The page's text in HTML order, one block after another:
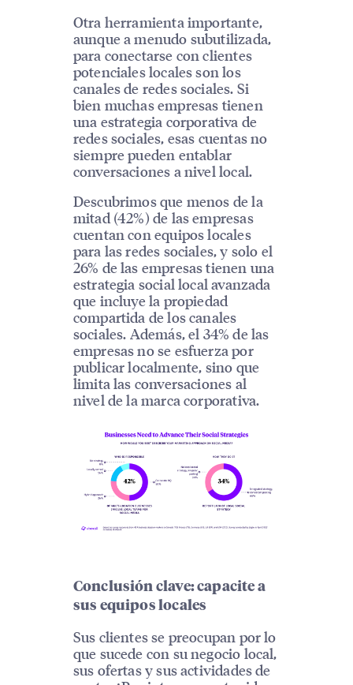
Otra herramienta importante,
aunque a menudo subutilizada,
para conectarse con clientes
potenciales locales son los
canales de redes sociales. Si
bien muchas empresas tienen
una estrategia corporativa de
redes sociales, esas cuentas no
siempre pueden entablar
conversaciones a nivel local.
Descubrimos que menos de la
mitad (42%) de las empresas
cuentan con equipos locales
para las redes sociales, y solo el
26% de las empresas tienen una
estrategia social local avanzada
que incluye la propiedad
compartida de los canales
sociales. Además, el 34% de las
empresas no se esfuerza por
publicar localmente, sino que
limita las conversaciones al
nivel de la marca corporativa.
Conclusión clave: capacite a
sus equipos locales
Sus clientes se preocupan por lo
que sucede con su negocio local,
sus ofertas y sus actividades de